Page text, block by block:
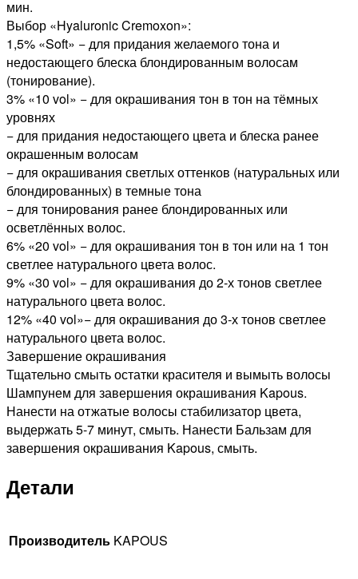
мин.
Выбор «Hyaluronic Cremoxon»:
1,5% «Soft» − для придания желаемого тона и
недостающего блеска блондированным волосам
(тонирование).
3% «10 vol» − для окрашивания тон в тон на тёмных
уровнях
− для придания недостающего цвета и блеска ранее
окрашенным волосам
− для окрашивания светлых оттенков (натуральных или
блондированных) в темные тона
− для тонирования ранее блондированных или
осветлённых волос.
6% «20 vol» − для окрашивания тон в тон или на 1 тон
светлее натурального цвета волос.
9% «30 vol» − для окрашивания до 2-х тонов светлее
натурального цвета волос.
12% «40 vol»− для окрашивания до 3-х тонов светлее
натурального цвета волос.
Завершение окрашивания
Тщательно смыть остатки красителя и вымыть волосы
Шампунем для завершения окрашивания Kapous.
Нанести на отжатые волосы стабилизатор цвета,
выдержать 5-7 минут, смыть. Нанести Бальзам для
завершения окрашивания Kapous, смыть.
Детали
Производитель KAPOUS